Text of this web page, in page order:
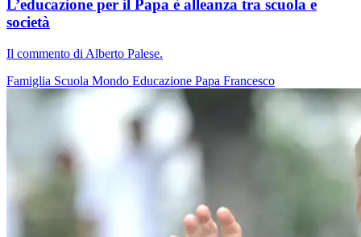
L’educazione per il Papa è alleanza tra scuola e
società
Il commento di Alberto Palese.
Famiglia Scuola Mondo Educazione Papa Francesco